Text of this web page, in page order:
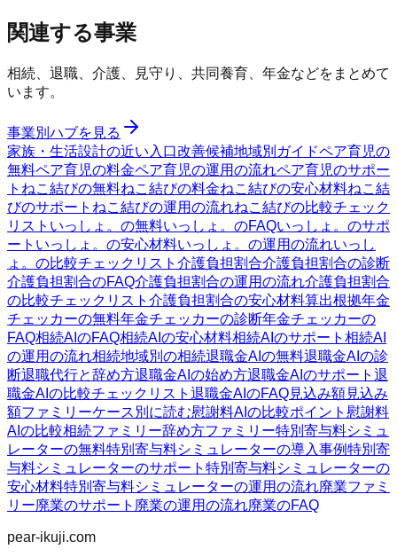
関連する事業
相続、退職、介護、見守り、共同養育、年金などをまとめて
います。
事業別ハブを見る
家族・生活設計の近い入口改善候補地域別ガイドペア育児の
無料ペア育児の料金ペア育児の運用の流れペア育児のサポー
ト ねこ結びの無料ねこ結びの料金ねこ結びの安心材料ねこ結
びのサポート ねこ結びの運用の流れねこ結びの比較チェック
リスト いっしょ。の無料いっしょ。のFAQいっしょ。のサポ
ート いっしょ。の安心材料いっしょ。の運用の流れいっし
ょ。の比較チェックリスト 介護負担割合介護負担割合の診断
介護負担割合のFAQ介護負担割合の運用の流れ介護負担割合
の比較チェックリスト 介護負担割合の安心材料算出根拠年金
チェッカーの無料年金チェッカーの診断年金チェッカーの
FAQ相続AIのFAQ相続AIの安心材料相続AIのサポート 相続AI
の運用の流れ相続地域別の相続退職金AIの無料退職金AIの診
断退職代行と辞め方退職金AIの始め方退職金AIのサポート 退
職金AIの比較チェックリスト 退職金AIのFAQ見込み額見込み
額ファミリーケース別に読む慰謝料AIの比較ポイント 慰謝料
AIの比較相続ファミリー辞め方ファミリー特別寄与料シミュ
レーターの無料特別寄与料シミュレーターの導入事例特別寄
与料シミュレーターのサポート 特別寄与料シミュレーターの
安心材料特別寄与料シミュレーターの運用の流れ廃業ファミ
リー廃業のサポート 廃業の運用の流れ廃業のFAQ
pear-ikuji.com